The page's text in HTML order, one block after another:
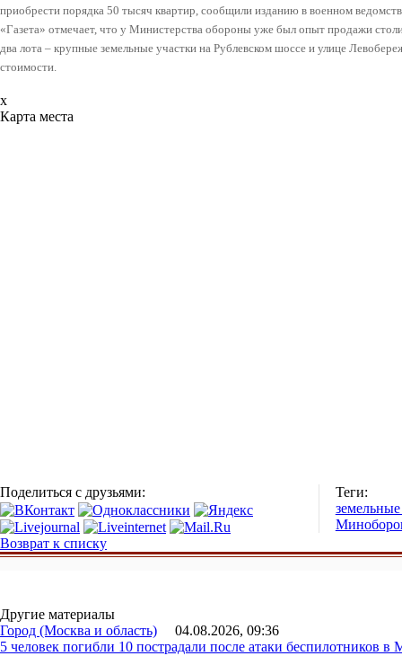
приобрести порядка 50 тысяч квартир, сообщили изданию в военном
«Газета» отмечает, что у Министерства обороны уже был опыт продажи
два лота – крупные земельные участки на Рублевском шоссе и улице
стоимости.
x
Карта места
Поделиться с друзьями:
Теги:
Возврат к списку
Другие материалы
Город (Москва и область) 04.08.2026, 09:36
5 человек погибли 10 пострадали после атаки беспилотников в